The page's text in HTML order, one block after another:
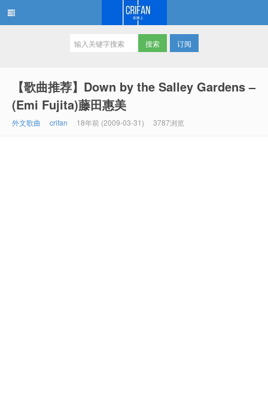
订阅
【歌曲推荐】Down by the Salley Gardens –
(Emi Fujita)藤田惠美
外文歌曲 crifan 18年前 (2009-03-31) 3787浏览